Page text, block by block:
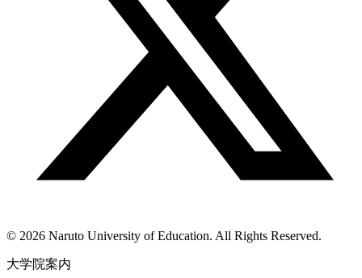
© 2026 Naruto University of Education. All Rights Reserved.
大学院案内